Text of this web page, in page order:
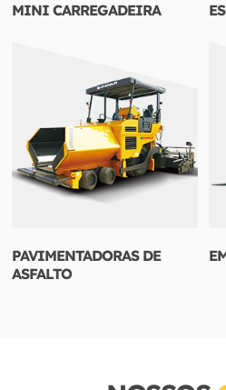
MINI CARREGADEIRA
PAVIMENTADORAS DE
ASFALTO